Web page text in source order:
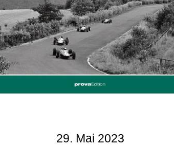
29. Mai 2023